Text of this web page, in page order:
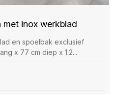
met inox werkblad
en spoelbak exclusief
x 77 cm diep x 1.2...